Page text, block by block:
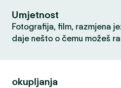
Umjetnost
Fotografija, film, razmjena
daje nešto o čemu možeš
okupljanja